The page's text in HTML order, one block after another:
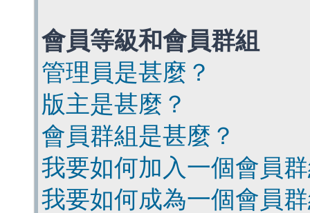
會員等級和會員群組
管理員是甚麼？
版主是甚麼？
會員群組是甚麼？
我要如何加入一個會員
我要如何成為一個會員